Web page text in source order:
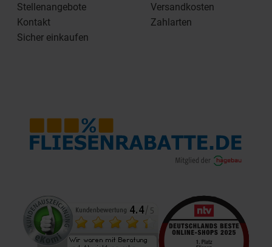
Stellenangebote
Kontakt
Sicher einkaufen
Versandkosten
Zahlarten